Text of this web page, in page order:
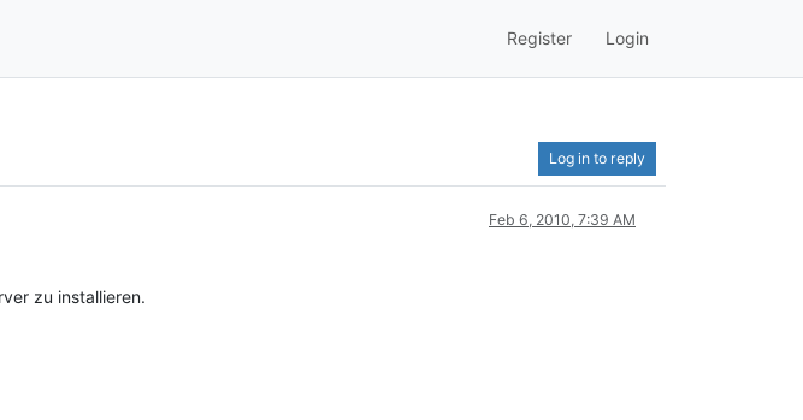
Register Login
Log in to reply
Feb 6, 2010, 7:39 AM
zu installieren.